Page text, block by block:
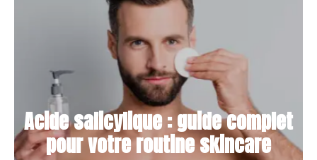
Acide salicylique : guide complet
pour votre routine skincare